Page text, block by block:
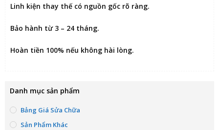
Linh kiện thay thế có nguồn gốc rõ ràng.
Bảo hành từ 3 – 24 tháng.
Hoàn tiền 100% nếu không hài lòng.
Danh mục sản phẩm
Bảng Giá Sửa Chữa
Sản Phẩm Khác